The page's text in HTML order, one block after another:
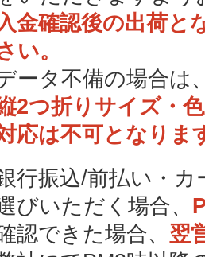
金確認後の出荷と
い。
ータ不備の場合は
2つ折りサイズ・
応は不可となりま
行振込/前払い・
びいただく場合、
認できた場合、 翌